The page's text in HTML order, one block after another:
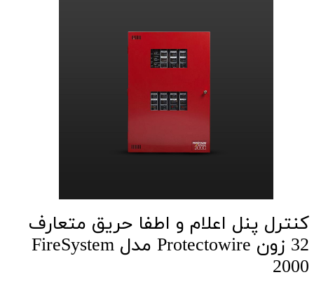
کنترل پنل اعلام و اطفا حریق متعارف
32 زون Protectowire مدل FireSystem
2000